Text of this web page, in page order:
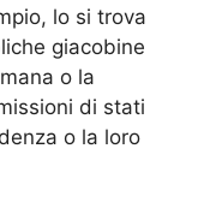
lo si trova
giacobine
o la
di stati
o la loro